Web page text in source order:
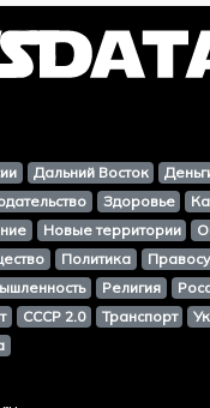
Дальний Восток
Здоровье
Новые территории
Политика
Религия
СССР 2.0 Транспорт